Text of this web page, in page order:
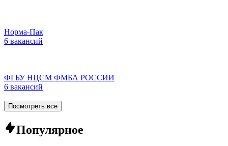
Норма-Пак
6 вакансий
ФГБУ НЦСМ ФМБА РОССИИ
6 вакансий
Посмотреть все
Популярное